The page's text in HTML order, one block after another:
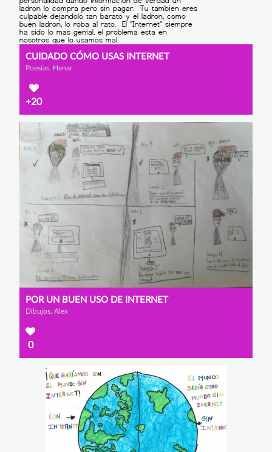
CUIDADO CÓMO USAS INTERNET
Poesías, Henar
+20
POR UN BUEN USO DE INTERNET
Dibujos, Alex
0